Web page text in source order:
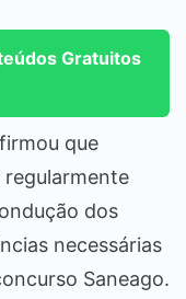
Gratuitos
que
regularmente
dos
necessárias
Saneago.